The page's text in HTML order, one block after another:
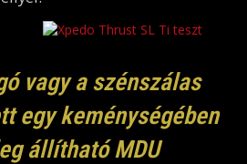
vagy a szénszálas
egy keménységében
állítható MDU